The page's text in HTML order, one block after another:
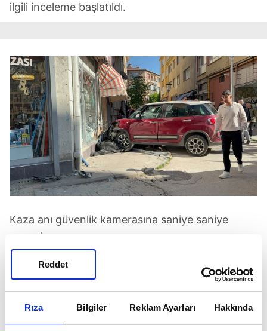
Rıza Bilgiler Reklam Ayarları Hakkında
Reddet
ilgili inceleme başlatıldı.
Kaza anı güvenlik kamerasına saniye saniye
yansıdı.